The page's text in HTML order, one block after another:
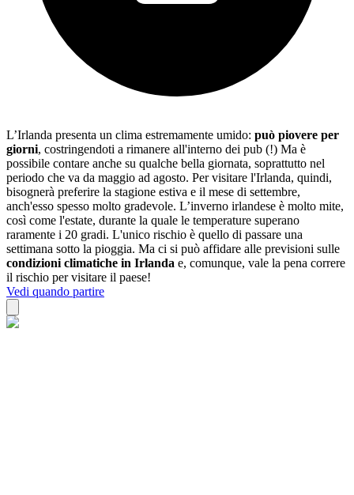
L’Irlanda presenta un clima estremamente umido: può piovere per
giorni, costringendoti a rimanere all'interno dei pub (!) Ma è
possibile contare anche su qualche bella giornata, soprattutto nel
periodo che va da maggio ad agosto. Per visitare l'Irlanda, quindi,
bisognerà preferire la stagione estiva e il mese di settembre,
anch'esso spesso molto gradevole. L’inverno irlandese è molto mite,
così come l'estate, durante la quale le temperature superano
raramente i 20 gradi. L'unico rischio è quello di passare una
settimana sotto la pioggia. Ma ci si può affidare alle previsioni sulle
condizioni climatiche in Irlanda e, comunque, vale la pena correre
il rischio per visitare il paese!
Vedi quando partire